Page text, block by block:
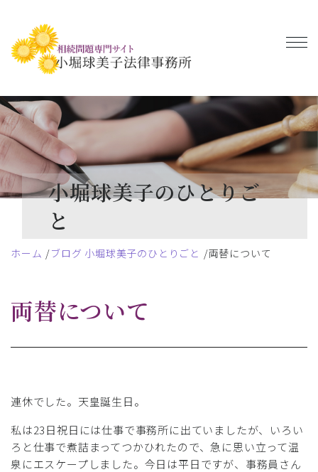
小堀球美子のひとりご
と
ホーム ブログ 小堀球美子のひとりごと 両替について
両替について
連休でした。天皇誕生日。
私は23日祝日には仕事で事務所に出ていましたが、いろい
ろと仕事で煮詰まってつかひれたので、急に思い立って温
泉にエスケープしました。今日は平日ですが、事務員さん